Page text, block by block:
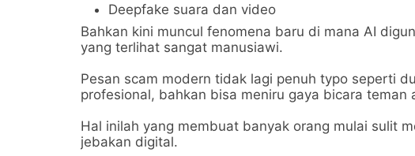
Deepfake suara dan video
Bahkan kini muncul fenomena baru di mana AI
yang terlihat sangat manusiawi.
Pesan scam modern tidak lagi penuh typo seperti
profesional, bahkan bisa meniru gaya bicara teman
Hal inilah yang membuat banyak orang mulai sulit
jebakan digital.